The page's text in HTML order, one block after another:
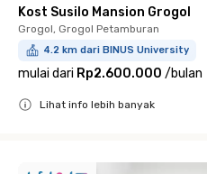
Kost Susilo Mansion Grogol
Grogol, Grogol Petamburan
4.2 km dari BINUS University
mulai dari Rp2.600.000 /bulan
Lihat info lebih banyak